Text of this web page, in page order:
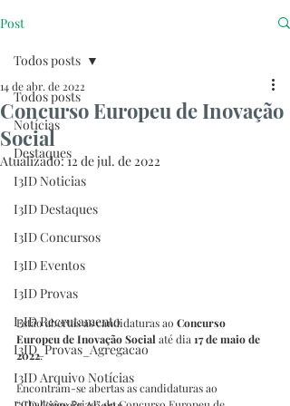
Post
Todos posts
Notícias
Destaques
I3ID Noticias
I3ID Destaques
I3ID Concursos
I3ID Eventos
I3ID Provas
I3ID Recrutamento
I3ID_Provas_Agregacao
I3ID Arquivo Notícias
Todos posts
Concurso Europeu de Inovação
Social
14 de abr. de 2022
Atualizado:12 de jul. de 2022
Estão abertas as candidaturas ao Concurso
Europeu de Inovação Social até dia 17 de maio de
2022.
Encontram-se abertas as candidaturas ao